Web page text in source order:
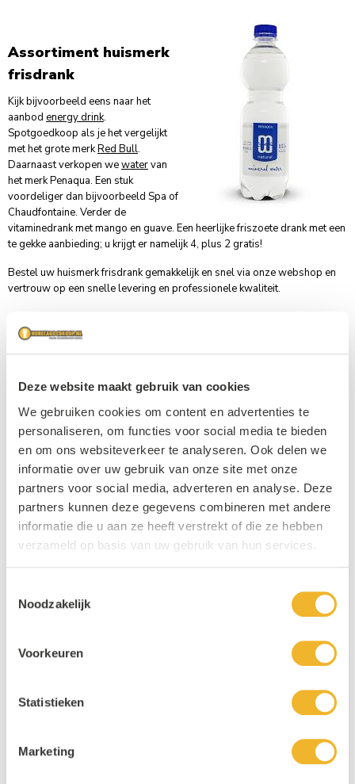
Deze website maakt gebruik van cookies
We gebruiken cookies om content en advertenties te
personaliseren, om functies voor social media te bieden
en om ons websiteverkeer te analyseren. Ook delen we
informatie over uw gebruik van onze site met onze
partners voor social media, adverteren en analyse. Deze
partners kunnen deze gegevens combineren met andere
informatie die u aan ze heeft verstrekt of die ze hebben
verzameld op basis van uw gebruik van hun services.
Noodzakelijk
Voorkeuren
Statistieken
Marketing
Assortiment huismerk
frisdrank
Kijk bijvoorbeeld eens naar het
aanbod energy drink.
Spotgoedkoop als je het vergelijkt
met het grote merkRed Bull.
Daarnaast verkopen wewatervan
het merk Penaqua. Een stuk
voordeliger dan bijvoorbeeld Spa of
Chaudfontaine. Verder de
vitaminedrank met mango en guave. Een heerlijke friszoete drank met een
te gekke aanbieding; u krijgt er namelijk 4, plus 2 gratis!
Bestel uwhuismerk frisdrankgemakkelijk en snel via onze webshop en
vertrouw op een snelle levering en professionele kwaliteit.